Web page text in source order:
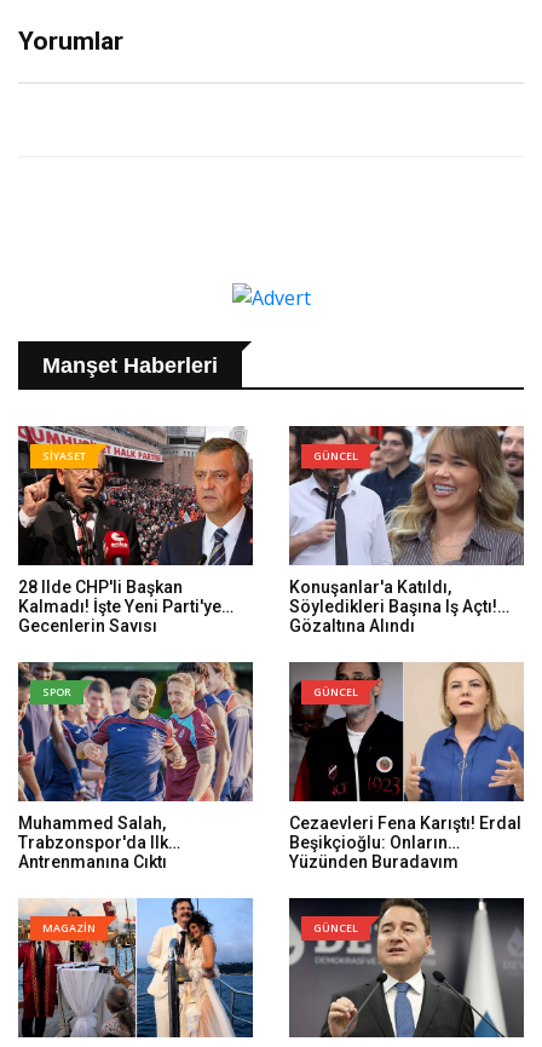
Yorumlar
Manşet Haberleri
SİYASET
28 Ilde CHP'li Başkan
Kalmadı! İşte Yeni Parti'ye
Geçenlerin Sayısı
GÜNCEL
Konuşanlar'a Katıldı,
Söyledikleri Başına Iş Açtı!
Gözaltına Alındı
SPOR
Muhammed Salah,
Trabzonspor'da Ilk
Antrenmanına Çıktı
GÜNCEL
Cezaevleri Fena Karıştı! Erdal
Beşikçioğlu: Onların
Yüzünden Buradayım
MAGAZİN GÜNCEL